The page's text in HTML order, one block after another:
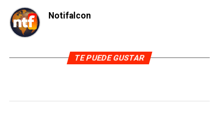
Notifalcon
TE PUEDE GUSTAR